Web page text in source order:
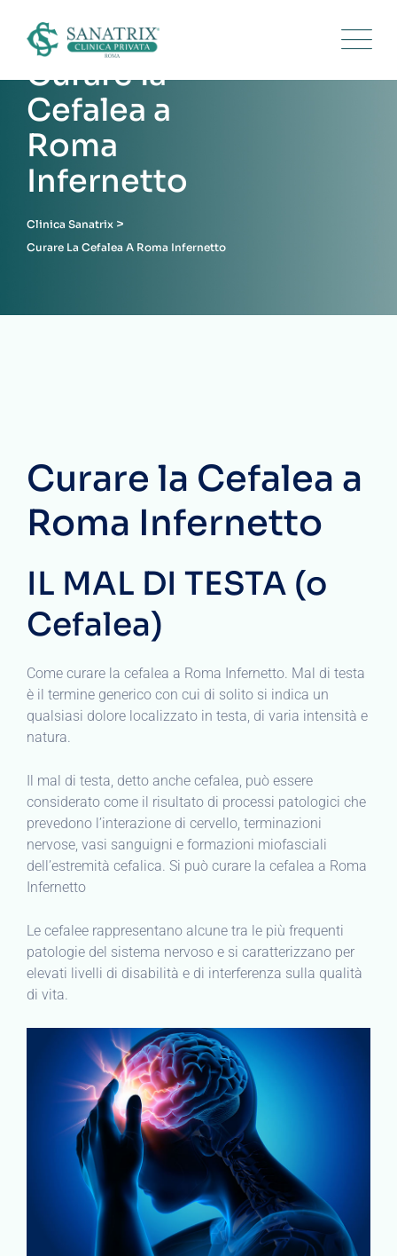
content
Curare la
Cefalea a
Roma
Infernetto
Clinica Sanatrix >
Curare La Cefalea A Roma Infernetto
Curare la Cefalea a
Roma Infernetto
IL MAL DI TESTA (o
Cefalea)
Come curare la cefalea a Roma Infernetto. Mal di testa
è il termine generico con cui di solito si indica un
qualsiasi dolore localizzato in testa, di varia intensità e
natura.
Il mal di testa, detto anche cefalea, può essere
considerato come il risultato di processi patologici che
prevedono l’interazione di cervello, terminazioni
nervose, vasi sanguigni e formazioni miofasciali
dell’estremità cefalica. Si può curare la cefalea a Roma
Infernetto
Le cefalee rappresentano alcune tra le più frequenti
patologie del sistema nervoso e si caratterizzano per
elevati livelli di disabilità e di interferenza sulla qualità
di vita.